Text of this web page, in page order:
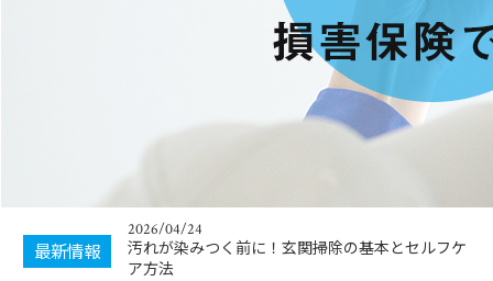
最新情報
プロの掃除が選ばれる理由と家庭掃除の違い解
2026/04/24
汚れが染みつく前に！玄関掃除の基本とセルフケ
ア方法